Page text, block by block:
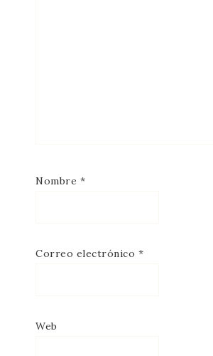
Nombre *
Correo electrónico *
Web